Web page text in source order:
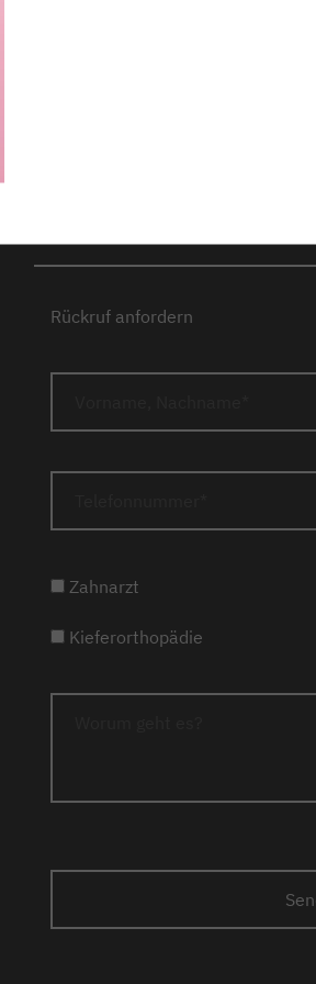
Rückruf anfordern
Zahnarzt
Kieferorthopädie